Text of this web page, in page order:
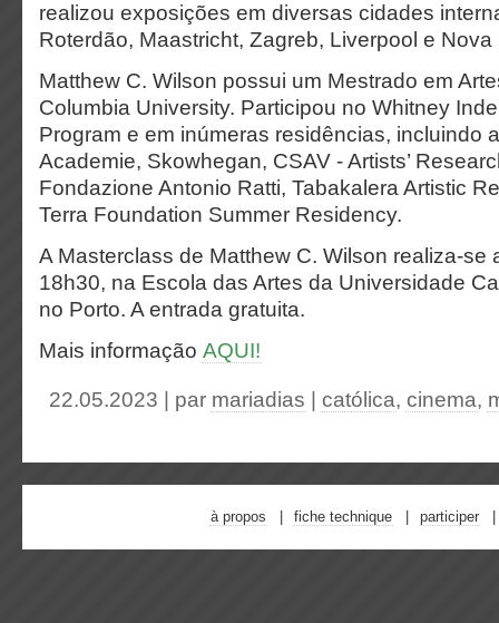
realizou exposições em diversas cidades
Roterdão, Maastricht, Zagreb, Liverpool e Nova
Matthew C. Wilson possui um Mestrado em
Columbia University. Participou no Whitney
Program e em inúmeras residências, incluindo
Academie, Skowhegan, CSAV - Artists’
Fondazione Antonio Ratti, Tabakalera Artistic
Terra Foundation Summer Residency.
A Masterclass de Matthew C. Wilson realiza-se
18h30, na Escola das Artes da Universidade
no Porto. A entrada gratuita.
Mais informação AQUI!
22.05.2023 | par mariadias católica, cinema,
à propos fiche technique participer